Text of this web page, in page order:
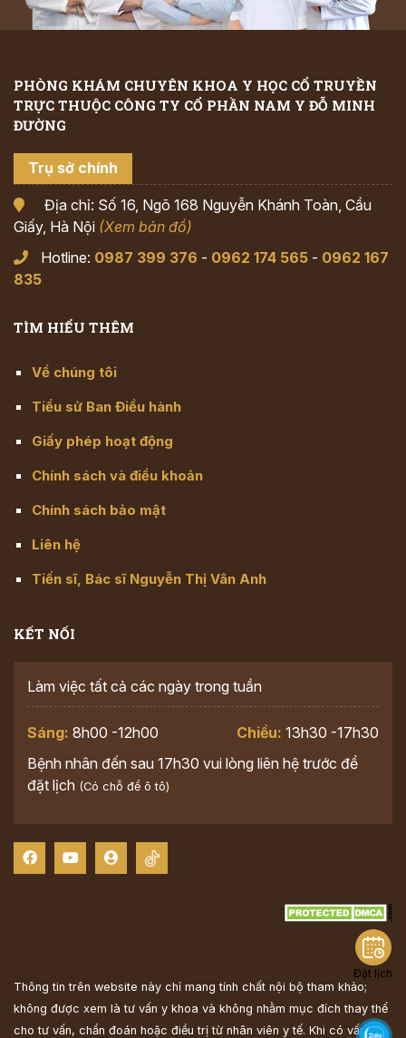
PHÒNG KHÁM CHUYÊN KHOA Y HỌC CỔ TRUYỀN
TRỰC THUỘC CÔNG TY CỔ PHẦN NAM Y ĐỖ MINH
ĐƯỜNG
Trụ sở chính
Địa chỉ: Số 16, Ngõ 168 Nguyễn Khánh Toàn, Cầu
Giấy, Hà Nội (Xem bản đồ)
Hotline: 0987 399 376 - 0962 174 565 - 0962 167
835
TÌM HIỂU THÊM
Về chúng tôi
Tiểu sử Ban Điều hành
Giấy phép hoạt động
Chính sách và điều khoản
Chính sách bảo mật
Liên hệ
Tiến sĩ, Bác sĩ Nguyễn Thị Vân Anh
KẾT NỐI
Làm việc tất cả các ngày trong tuần
Sáng: 8h00 -12h00 Chiều: 13h30 -17h30
Bệnh nhân đến sau 17h30 vui lòng liên hệ trước để
đặt lịch (Có chỗ để ô tô)
Thông tin trên website này chỉ mang tính chất nội bộ tham khảo;
không được xem là tư vấn y khoa và không nhằm mục đích thay thế
cho tư vấn, chẩn đoán hoặc điều trị từ nhân viên y tế. Khi có vấn đề
Đặt lịch